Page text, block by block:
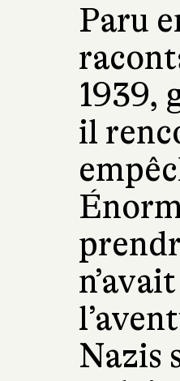
Paru
1939,
il
Nazis